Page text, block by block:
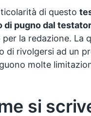
di questo
di pugno dal
per la redazione. La
di rivolgersi ad un
molte
si